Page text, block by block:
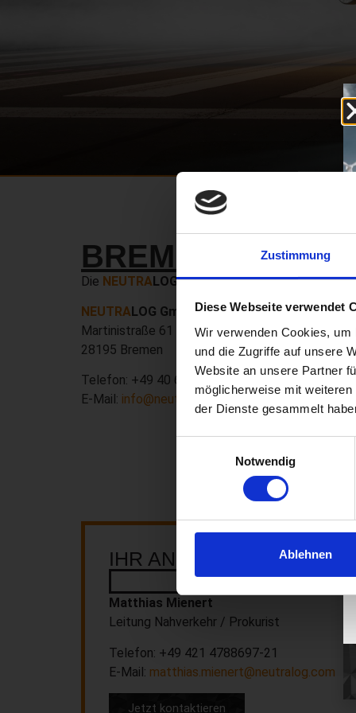
Zustimmung
Diese Webseite verwendet
Wir verwenden Cookies,
und die Zugriffe auf unsere
Website an unsere Partner
möglicherweise mit
der Dienste gesammelt
Notwendig
Ablehnen
BREMEN
Die NEUTRALOG GmbHwurde 2011 in Bremen
NEUTRALOG GmbH
Martinistraße 61
28195 Bremen
Telefon: +49 40 6002669-0
E-Mail: info@neutralog.com
IHR ANSPRECHPARTNER
BREMEN
Matthias Mienert
Leitung Nahverkehr / Prokurist
Telefon: +49 421 4788697-21
E-Mail: matthias.mienert@neutralog.com
Jetzt kontaktieren